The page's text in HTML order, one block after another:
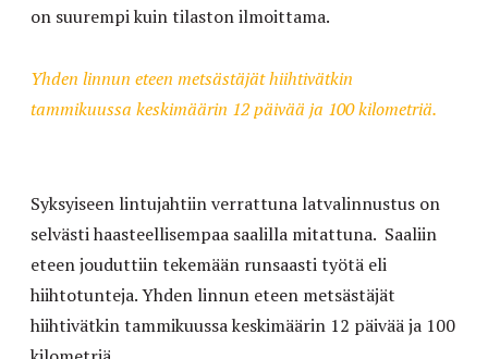
on suurempi kuin tilaston ilmoittama.
Yhden linnun eteen metsästäjät hiihtivätkin
tammikuussa keskimäärin 12 päivää ja 100 kilometriä.
Syksyiseen lintujahtiin verrattuna latvalinnustus on
selvästi haasteellisempaa saalilla mitattuna. Saaliin
eteen jouduttiin tekemään runsaasti työtä eli
hiihtotunteja. Yhden linnun eteen metsästäjät
hiihtivätkin tammikuussa keskimäärin 12 päivää ja 100